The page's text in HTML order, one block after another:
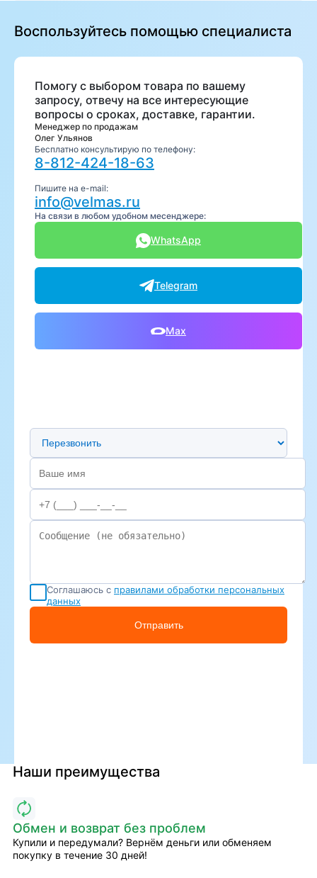
Воспользуйтесь помощью специалиста
Помогу с выбором товара по вашему
запросу, отвечу на все интересующие
вопросы о сроках, доставке, гарантии.
Менеджер по продажам
Олег Ульянов
Бесплатно консультирую по телефону:
8-812-424-18-63
Пишите на e-mail:
info@velmas.ru
На связи в любом удобном месенджере:
WhatsApp
Telegram
Max
Предпочтительный способ связи
Соглашаюсь с правилами обработки персональных
данных
Отправить
Наши преимущества
Обмен и возврат без проблем
Купили и передумали? Вернём деньги или обменяем
покупку в течение 30 дней!